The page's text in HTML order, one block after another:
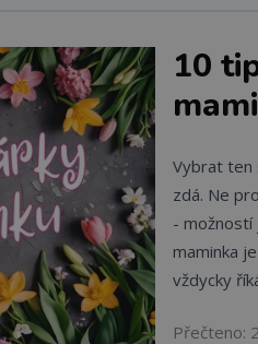
10
Vybrat ten
zdá. Ne
- možností
maminka
vždycky
Přečteno: